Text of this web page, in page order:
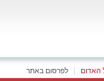
לפרסום באתר האדום